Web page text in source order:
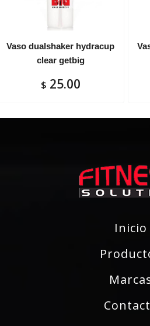
Vaso dualshaker hydracup
clear getbig
$ 25.00
Inicio